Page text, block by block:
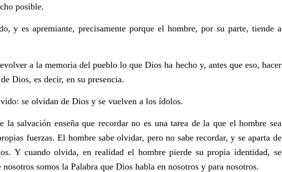
posible.
y es apremiante, precisamente porque el hombre, por su parte, tiende a
a la memoria del pueblo lo que Dios ha hecho y, antes que eso, hacer
Dios, es decir, en su presencia.
se olvidan de Dios y se vuelven a los ídolos.
salvación enseña que recordar no es una tarea de la que el hombre sea
fuerzas. El hombre sabe olvidar, pero no sabe recordar, y se aparta de
Y cuando olvida, en realidad el hombre pierde su propia identidad, se
somos la Palabra que Dios habla en nosotros y para nosotros.